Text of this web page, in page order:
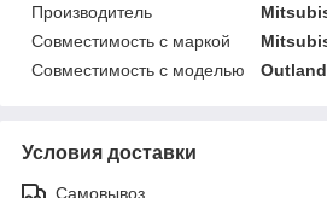
Производитель
Совместимость с маркой
Совместимость с моделью
Условия доставки
Самовывоз